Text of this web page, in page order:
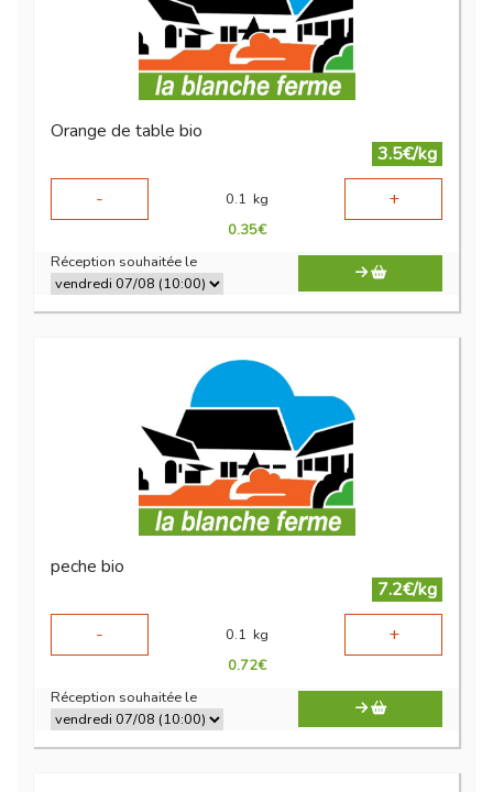
Orange de table bio
3.5€/kg
-
0.1 kg +
0.35€
Réception souhaitée le
peche bio
7.2€/kg
-
0.1 kg +
0.72€
Réception souhaitée le